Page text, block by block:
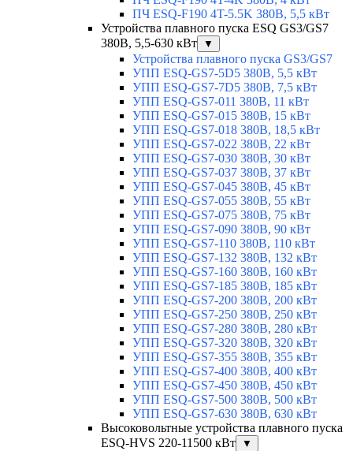
ПЧ ESQ-F190 4T-5.5K 380В, 5,5 кВт
Устройства плавного пуска ESQ GS3/GS7
380В, 5,5-630 кВт
▼
Устройства плавного пуска GS3/GS7
УПП ESQ-GS7-5D5 380В, 5,5 кВт
УПП ESQ-GS7-7D5 380В, 7,5 кВт
УПП ESQ-GS7-011 380В, 11 кВт
УПП ESQ-GS7-015 380В, 15 кВт
УПП ESQ-GS7-018 380В, 18,5 кВт
УПП ESQ-GS7-022 380В, 22 кВт
УПП ESQ-GS7-030 380В, 30 кВт
УПП ESQ-GS7-037 380В, 37 кВт
УПП ESQ-GS7-045 380В, 45 кВт
УПП ESQ-GS7-055 380В, 55 кВт
УПП ESQ-GS7-075 380В, 75 кВт
УПП ESQ-GS7-090 380В, 90 кВт
УПП ESQ-GS7-110 380В, 110 кВт
УПП ESQ-GS7-132 380В, 132 кВт
УПП ESQ-GS7-160 380В, 160 кВт
УПП ESQ-GS7-185 380В, 185 кВт
УПП ESQ-GS7-200 380В, 200 кВт
УПП ESQ-GS7-250 380В, 250 кВт
УПП ESQ-GS7-280 380В, 280 кВт
УПП ESQ-GS7-320 380В, 320 кВт
УПП ESQ-GS7-355 380В, 355 кВт
УПП ESQ-GS7-400 380В, 400 кВт
УПП ESQ-GS7-450 380В, 450 кВт
УПП ESQ-GS7-500 380В, 500 кВт
УПП ESQ-GS7-630 380В, 630 кВт
Высоковольтные устройства плавного пуска
ESQ-HVS 220-11500 кВт
▼